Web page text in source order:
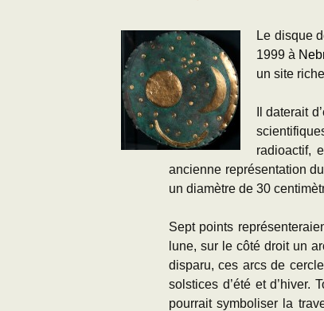
Documents (accès
restreint)
Paléo
Le disque
1999 à
un site
Il daterait
radioactif,
ancienne représentation
un diamètre de 30
Sept points
lune, sur le côté droit un
disparu, ces arcs de
solstices d’été et d’hiver.
pourrait symboliser la